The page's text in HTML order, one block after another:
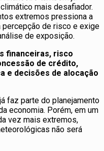
mais desafiador.
extremos pressiona a
de risco e exige
de exposição.
financeiras, risco
de crédito,
e decisões de alocação
faz parte do planejamento
economia. Porém, em um
vez mais extremos,
não será